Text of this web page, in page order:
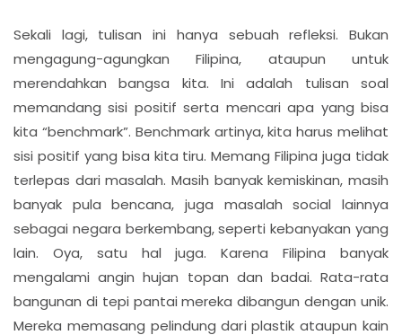
Sekali lagi, tulisan ini hanya sebuah refleksi. Bukan
mengagung-agungkan Filipina, ataupun untuk
merendahkan bangsa kita. Ini adalah tulisan soal
memandang sisi positif serta mencari apa yang bisa
kita “benchmark”. Benchmark artinya, kita harus melihat
sisi positif yang bisa kita tiru. Memang Filipina juga tidak
terlepas dari masalah. Masih banyak kemiskinan, masih
banyak pula bencana, juga masalah social lainnya
sebagai negara berkembang, seperti kebanyakan yang
lain. Oya, satu hal juga. Karena Filipina banyak
mengalami angin hujan topan dan badai. Rata-rata
bangunan di tepi pantai mereka dibangun dengan unik.
Mereka memasang pelindung dari plastik ataupun kain